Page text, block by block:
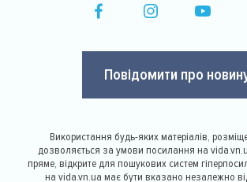
Повідомити про
Використання будь-яких матеріалів,
дозволяється за умови посилання на
пряме, відкрите для пошукових систем
на vida.vn.ua має бути вказано незалежно